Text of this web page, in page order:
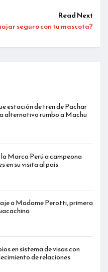
Read Next
seguro con tu mascota?
estación de tren de Pachar
alternativo rumbo a Machu
Marca Perú a campeona
en su visita al país
a Madame Perotti, primera
en sistema de visas con
de relaciones